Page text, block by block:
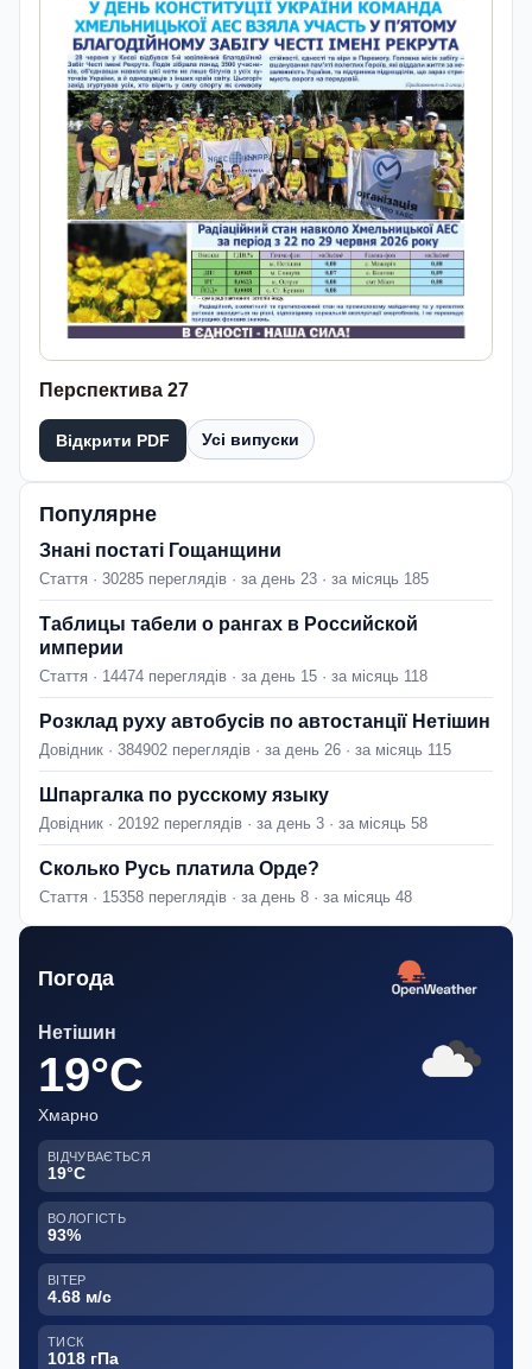
Перспектива 27
Відкрити PDF Усі випуски
Популярне
Знані постаті Гощанщини
Стаття · 30285 переглядів · за день 23 · за місяць 185
Таблицы табели о рангах в Российской
империи
Стаття · 14474 переглядів · за день 15 · за місяць 118
Розклад руху автобусів по автостанції Нетішин
Довідник · 384902 переглядів · за день 26 · за місяць 115
Шпаргалка по русскому языку
Довідник · 20192 переглядів · за день 3 · за місяць 58
Сколько Русь платила Орде?
Стаття · 15358 переглядів · за день 8 · за місяць 48
Погода
Нетішин
19°C
Хмарно
ВІДЧУВАЄТЬСЯ
19°C
ВОЛОГІСТЬ
93%
ВІТЕР
4.68 м/с
ТИСК
1018 гПа